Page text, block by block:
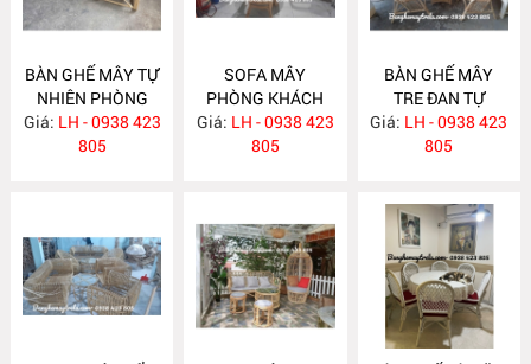
BÀN GHẾ MÂY TỰ
NHIÊN PHÒNG
KHÁCH MA834
Giá: LH - 0938 423
805
SOFA MÂY
PHÒNG KHÁCH
HIỆN ĐẠI MA833
Giá: LH - 0938 423
805
BÀN GHẾ MÂY
TRE ĐAN TỰ
NHIÊN MA832
Giá: LH - 0938 423
805